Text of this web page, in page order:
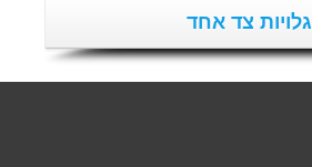
גלויות צד אחד